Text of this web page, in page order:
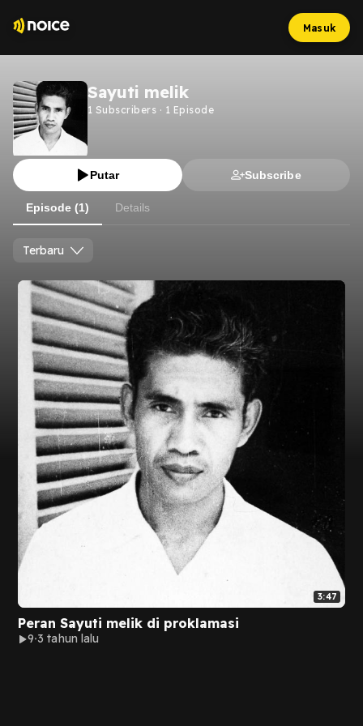
Masuk
Sayuti melik
1 Subscribers · 1 Episode
Putar Subscribe
Episode (1) Details
Terbaru
3:47
Peran Sayuti melik di proklamasi
9 3 tahun lalu